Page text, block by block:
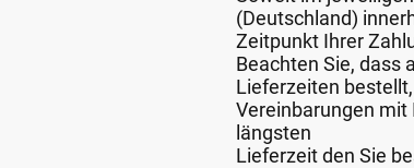
(Deutschland)
Zeitpunkt Ihrer
Beachten Sie, dass
Lieferzeiten
Vereinbarungen
längsten
Lieferzeit den Sie